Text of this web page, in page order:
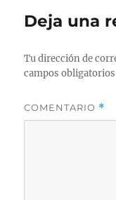
Deja una
Tu dirección de
campos
COMENTARIO *